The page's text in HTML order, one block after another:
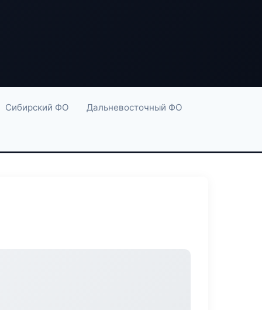
Сибирский ФО Дальневосточный ФО